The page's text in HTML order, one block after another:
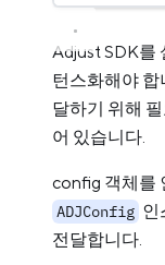
Adjust SDK를
턴스화해야 합
달하기 위해
어 있습니다.
config 객체를
ADJConfig 인
전달합니다.